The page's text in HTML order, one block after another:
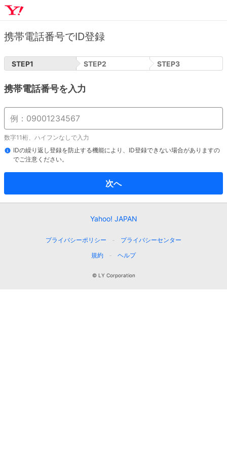
携帯電話番号でID登録
STEP1 STEP2 STEP3
携帯電話番号を入力
数字11桁、ハイフンなしで入力
IDの繰り返し登録を防止する機能により、ID登録できない場合がありますの
でご注意ください。
次へ
Yahoo! JAPAN
プライバシーポリシー
プライバシーセンター
規約
ヘルプ
© LY Corporation